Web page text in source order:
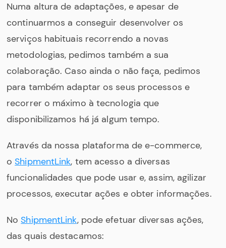
Numa altura de adaptações, e apesar de
continuarmos a conseguir desenvolver os
serviços habituais recorrendo a novas
metodologias, pedimos também a sua
colaboração. Caso ainda o não faça, pedimos
para também adaptar os seus processos e
recorrer o máximo à tecnologia que
disponibilizamos há já algum tempo.
Através da nossa plataforma de e-commerce,
oShipmentLink, tem acesso a diversas
funcionalidades que pode usar e, assim, agilizar
processos, executar ações e obter informações.
NoShipmentLink, pode efetuar diversas ações,
das quais destacamos: